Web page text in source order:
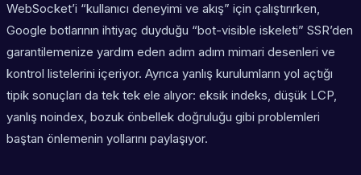
WebSocket’i “kullanıcı deneyimi ve akış” için çalıştırırken,
Google botlarının ihtiyaç duyduğu “bot-visible iskeleti” SSR’den
garantilemenize yardım eden adım adım mimari desenleri ve
kontrol listelerini içeriyor. Ayrıca yanlış kurulumların yol açtığı
tipik sonuçları da tek tek ele alıyor: eksik indeks, düşük LCP,
yanlış noindex, bozuk önbellek doğruluğu gibi problemleri
baştan önlemenin yollarını paylaşıyor.